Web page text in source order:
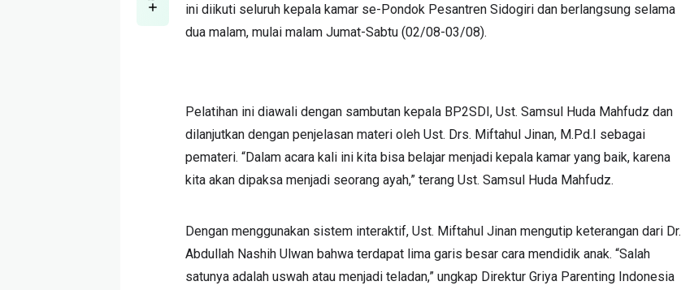
ini diikuti seluruh kepala kamar se-Pondok Pesantren Sidogiri dan berlangsung selama
dua malam, mulai malam Jumat-Sabtu (02/08-03/08).
Pelatihan ini diawali dengan sambutan kepala BP2SDI, Ust. Samsul Huda Mahfudz dan
dilanjutkan dengan penjelasan materi oleh Ust. Drs. Miftahul Jinan, M.Pd.I sebagai
pemateri. “Dalam acara kali ini kita bisa belajar menjadi kepala kamar yang baik, karena
kita akan dipaksa menjadi seorang ayah,” terang Ust. Samsul Huda Mahfudz.
Dengan menggunakan sistem interaktif, Ust. Miftahul Jinan mengutip keterangan dari Dr.
Abdullah Nashih Ulwan bahwa terdapat lima garis besar cara mendidik anak. “Salah
satunya adalah uswah atau menjadi teladan,” ungkap Direktur Griya Parenting Indonesia